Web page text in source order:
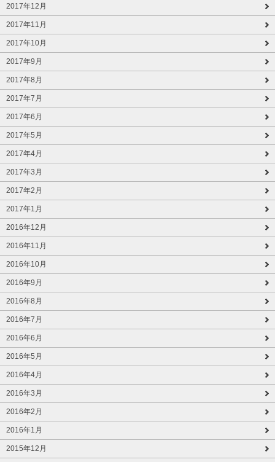
2017年12月
2017年11月
2017年10月
2017年9月
2017年8月
2017年7月
2017年6月
2017年5月
2017年4月
2017年3月
2017年2月
2017年1月
2016年12月
2016年11月
2016年10月
2016年9月
2016年8月
2016年7月
2016年6月
2016年5月
2016年4月
2016年3月
2016年2月
2016年1月
2015年12月